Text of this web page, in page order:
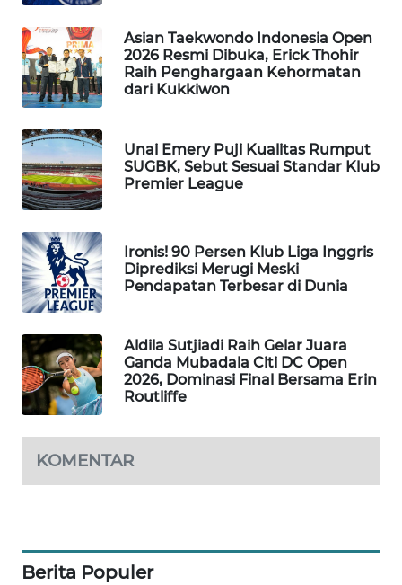
Asian Taekwondo Indonesia Open
2026 Resmi Dibuka, Erick Thohir
Raih Penghargaan Kehormatan
dari Kukkiwon
Unai Emery Puji Kualitas Rumput
SUGBK, Sebut Sesuai Standar Klub
Premier League
Ironis! 90 Persen Klub Liga Inggris
Diprediksi Merugi Meski
Pendapatan Terbesar di Dunia
Aldila Sutjiadi Raih Gelar Juara
Ganda Mubadala Citi DC Open
2026, Dominasi Final Bersama Erin
Routliffe
KOMENTAR
Berita Populer
SPORT
WAHANA
UMKM
SELEB
WAHANA
PERSONA
WAHANA
OTOMOTIF
HEALTH
WAHANA
DESA
Network